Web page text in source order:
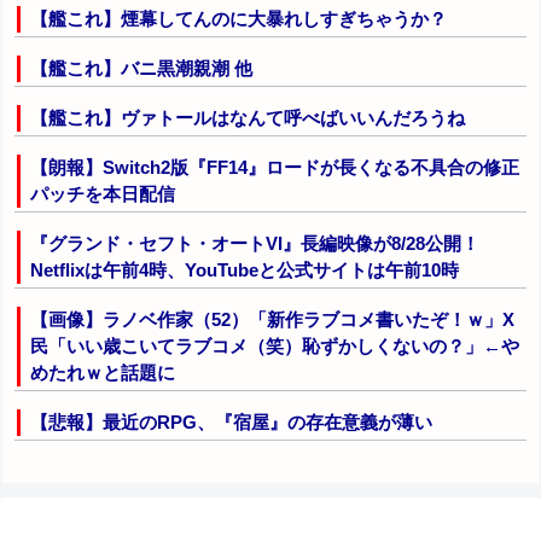
【艦これ】煙幕してんのに大暴れしすぎちゃうか？
【艦これ】バニ黒潮親潮 他
【艦これ】ヴァトールはなんて呼べばいいんだろうね
【朗報】Switch2版『FF14』ロードが長くなる不具合の修正
パッチを本日配信
『グランド・セフト・オートVI』長編映像が8/28公開！
Netflixは午前4時、YouTubeと公式サイトは午前10時
【画像】ラノベ作家（52）「新作ラブコメ書いたぞ！ｗ」X
民「いい歳こいてラブコメ（笑）恥ずかしくないの？」←や
めたれｗと話題に
【悲報】最近のRPG、『宿屋』の存在意義が薄い